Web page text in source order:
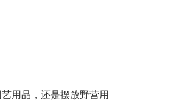
用品，还是摆放野营用